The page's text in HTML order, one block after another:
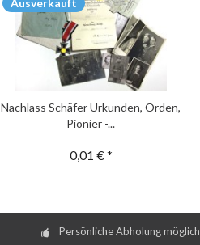
Ausverkauft
Nachlass Schäfer Urkunden, Orden,
Pionier -...
0,01 € *
Persönliche Abholung möglich